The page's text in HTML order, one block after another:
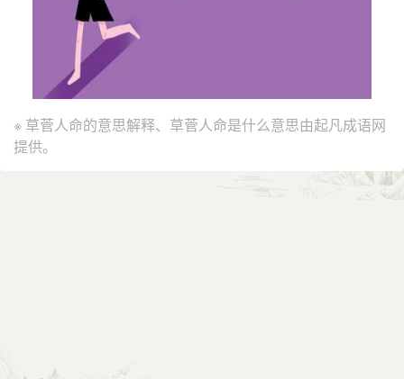
※ 草菅人命的意思解释、草菅人命是什么意思由起凡成语网
提供。